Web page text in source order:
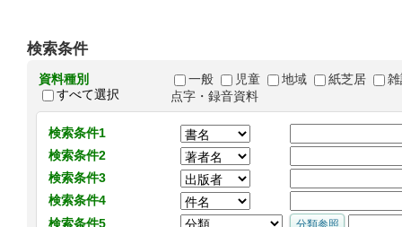
検索条件
資料種別
すべて選択
一般 児童 地域 紙芝居
点字・録音資料
検索条件1
検索条件2
検索条件3
検索条件4
検索条件5